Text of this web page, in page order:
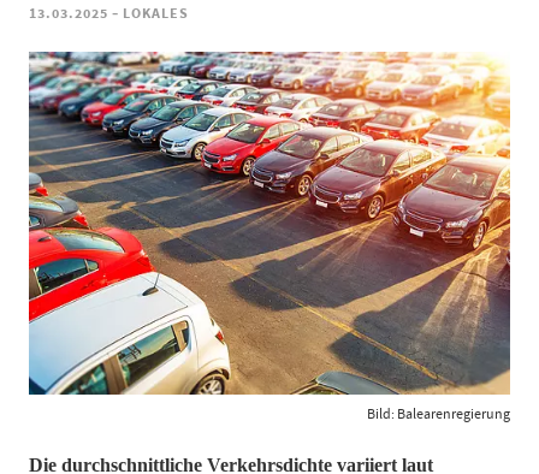
13.03.2025 - LOKALES
Bild: Balearenregierung
​​​​​​​Die durchschnittliche Verkehrsdichte variiert laut